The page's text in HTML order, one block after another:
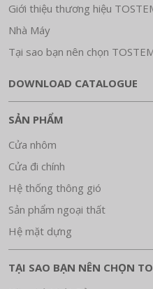
Giới thiệu thương hiệu
Nhà Máy
Tại sao bạn nên chọn
DOWNLOAD CATALOGUE
SẢN PHẨM
Cửa nhôm
Cửa đi chính
Hệ thống thông gió
Sản phẩm ngoại thất
Hệ mặt dựng
TẠI SAO BẠN NÊN CHỌN